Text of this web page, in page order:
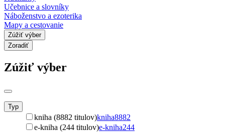
Učebnice a slovníky
Náboženstvo a ezoterika
Mapy a cestovanie
Zúžiť výber
Zoradiť
Zúžiť výber
Typ
kniha (8882 titulov)kniha8882
e-kniha (244 titulov)e-kniha244